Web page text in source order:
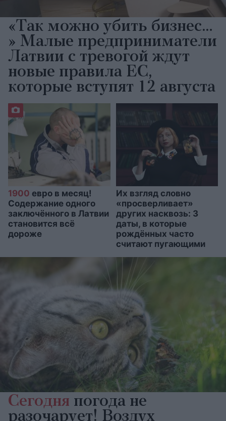
«Так можно убить бизнес…
» Малые предприниматели
Латвии с тревогой ждут
новые правила ЕС,
которые вступят 12 августа
1900 евро в месяц!
Содержание одного
заключённого в Латвии
становится всё
дороже
Их взгляд словно
«просверливает»
других насквозь: 3
даты, в которые
рождённых часто
считают пугающими
Сегодня погода не
разочарует! Воздух